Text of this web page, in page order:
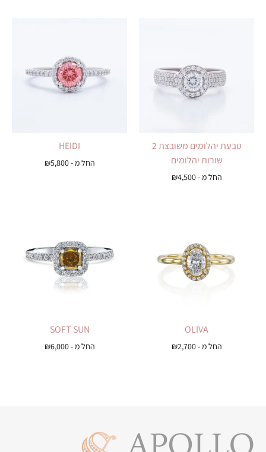
טבעת יהלומים משובצת 2
שורות יהלומים
החל מ - ₪4,500
HEIDI
החל מ - ₪5,800
OLIVA
החל מ - ₪2,700
SOFT SUN
החל מ - ₪6,000